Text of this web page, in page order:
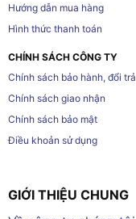
Hướng dẫn mua hàng
Hình thức thanh toán
CHÍNH SÁCH CÔNG TY
Chính sách bảo hành, đổi trả
Chính sách giao nhận
Chính sách bảo mật
Điều khoản sử dụng
GIỚI THIỆU CHUNG